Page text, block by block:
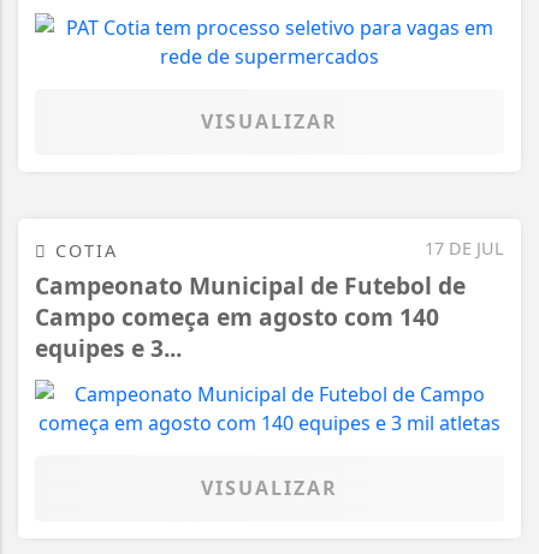
VISUALIZAR
17 DE JUL
COTIA
Campeonato Municipal de Futebol de
Campo começa em agosto com 140
equipes e 3...
VISUALIZAR